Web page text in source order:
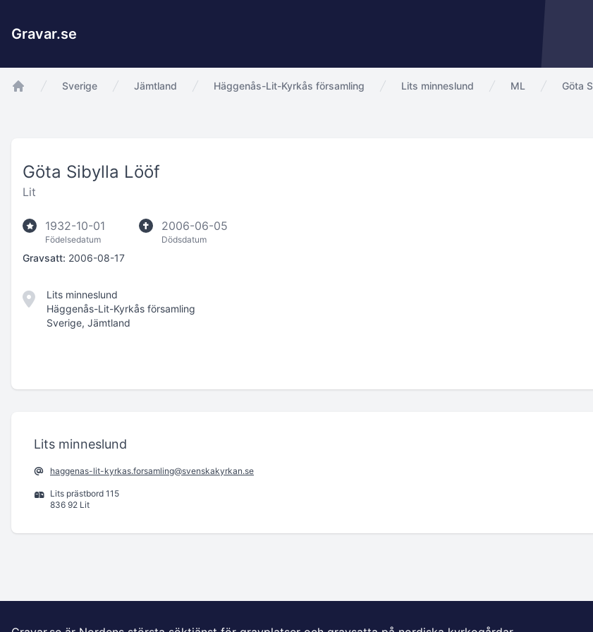
Gravar.se
Sverige Jämtland Häggenås-Lit-Kyrkås församling Lits minneslund ML Göta
Göta Sibylla Lööf
Lit
1932-10-01
Födelsedatum
2006-06-05
Dödsdatum
Gravsatt: 2006-08-17
Lits minneslund
Häggenås-Lit-Kyrkås församling
Sverige, Jämtland
Lits minneslund
haggenas-lit-kyrkas.forsamling@svenskakyrkan.se
Lits prästbord 115
836 92 Lit